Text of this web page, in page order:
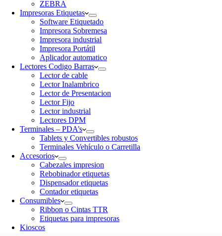
ZEBRA
Impresoras Etiquetas
Software Etiquetado
Impresora Sobremesa
Impresora industrial
Impresora Portátil
Aplicador automatico
Lectores Codigo Barras
Lector de cable
Lector Inalambrico
Lector de Presentacion
Lector Fijo
Lector industrial
Lectores DPM
Terminales – PDA’s
Tablets y Convertibles robustos
Terminales Vehículo o Carretilla
Accesorios
Cabezales impresion
Rebobinador etiquetas
Dispensador etiquetas
Contador etiquetas
Consumibles
Ribbon o Cintas TTR
Etiquetas para impresoras
Kioscos